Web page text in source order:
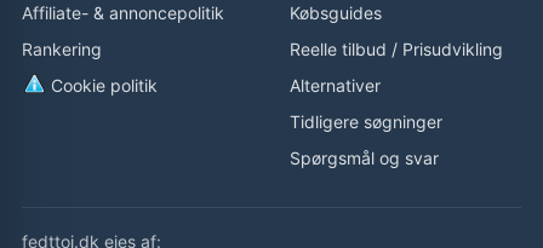
Affiliate- & annoncepolitik
Rankering
Cookie politik
Købsguides
Reelle tilbud / Prisudvikling
Alternativer
Tidligere søgninger
Spørgsmål og svar
fedttoj.dk ejes af: